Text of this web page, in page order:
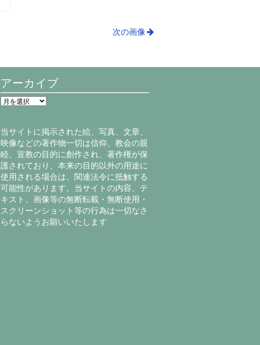
次の画像
アーカイブ
ア
ー
ブ
当サイトに掲示された絵、写真、文章、
映像などの著作物一切は信仰、教会の親
睦、宣教の目的に創作され、著作権が保
護されており、本来の目的以外の用途に
使用される場合は、関連法令に抵触する
可能性があります。当サイトの内容、テ
キスト、画像等の無断転載・無断使用・
スクリーンショット等の行為は一切なさ
らないようお願いいたします